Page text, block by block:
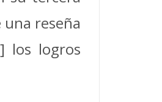
reseña
los logros